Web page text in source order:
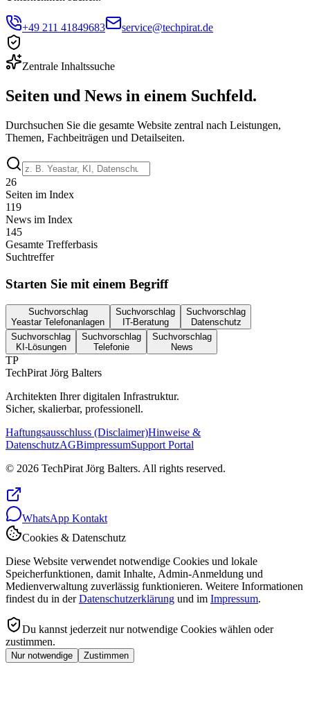
+49 211 41849683 service@techpirat.de
Zentrale Inhaltssuche
Seiten und News in einem Suchfeld.
Durchsuchen Sie die gesamte Website zentral nach Leistungen,
Themen, Fachbeiträgen und Detailseiten.
26
Seiten im Index
119
News im Index
145
Gesamte Trefferbasis
Suchtreffer
Starten Sie mit einem Begriff
Suchvorschlag
Yeastar Telefonanlagen
Suchvorschlag
IT-Beratung
Suchvorschlag
Datenschutz
Suchvorschlag
KI-Lösungen
Suchvorschlag
Telefonie
Suchvorschlag
News
TP
TechPirat Jörg Balters
Architekten Ihrer digitalen Infrastruktur.
Sicher, skalierbar, professionell.
Haftungsausschluss (Disclaimer)Hinweise &
DatenschutzAGBimpressumSupport Portal
© 2026 TechPirat Jörg Balters. All rights reserved.
WhatsApp Kontakt
Cookies & Datenschutz
Diese Website verwendet notwendige Cookies und lokale
Speicherfunktionen, damit Inhalte, Admin-Anmeldung und
Medienverwaltung zuverlässig funktionieren. Weitere Informationen
findest du in der Datenschutzerklärung und im Impressum.
Du kannst jederzeit nur notwendige Cookies wählen oder
zustimmen.
Nur notwendige Zustimmen